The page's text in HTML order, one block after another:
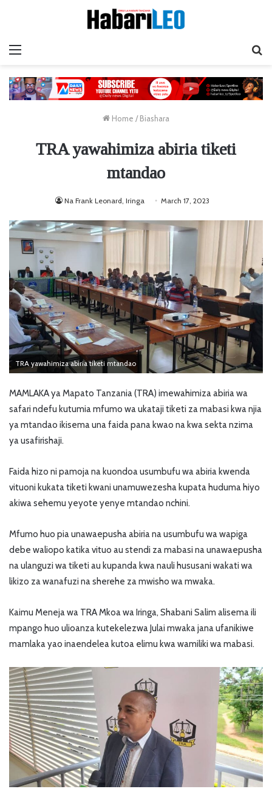
Home / Biashara
TRA yawahimiza abiria tiketi
mtandao
Na Frank Leonard, Iringa March 17, 2023
TRA yawahimiza abiria tiketi mtandao
MAMLAKA ya Mapato Tanzania (TRA) imewahimiza abiria wa
safari ndefu kutumia mfumo wa ukataji tiketi za mabasi kwa njia
ya mtandao ikisema una faida pana kwao na kwa sekta nzima
ya usafirishaji.
Faida hizo ni pamoja na kuondoa usumbufu wa abiria kwenda
vituoni kukata tiketi kwani unamuwezesha kupata huduma hiyo
akiwa sehemu yeyote yenye mtandao nchini.
Mfumo huo pia unawaepusha abiria na usumbufu wa wapiga
debe waliopo katika vituo au stendi za mabasi na unawaepusha
na ulanguzi wa tiketi au kupanda kwa nauli hususani wakati wa
likizo za wanafuzi na sherehe za mwisho wa mwaka.
Kaimu Meneja wa TRA Mkoa wa Iringa, Shabani Salim alisema ili
mpango huo ulioanza kutekelezwa Julai mwaka jana ufanikiwe
mamlaka yao inaendelea kutoa elimu kwa wamiliki wa mabasi.